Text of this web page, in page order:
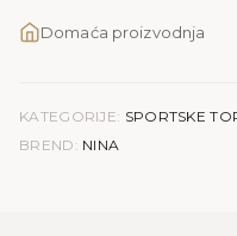
Domaća proizvodnja
KATEGORIJE: SPORTSKE
BREND: NINA